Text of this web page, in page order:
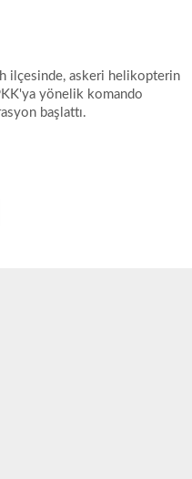
ilçesinde, askeri helikopterin
yönelik komando
başlattı.